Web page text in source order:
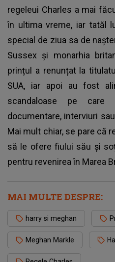
regeleui Charles a mai
în ultima vreme, iar tatăl
special de ziua sa de
Sussex și monarhia
prințul a renunțat la
SUA, iar apoi au fost
scandaloase pe
documentare, interviuri
Mai mult chiar, se pare că
să le ofere fiului său și
pentru revenirea în Marea
MAI MULTE DESPRE:
harry si meghan
Meghan Markle